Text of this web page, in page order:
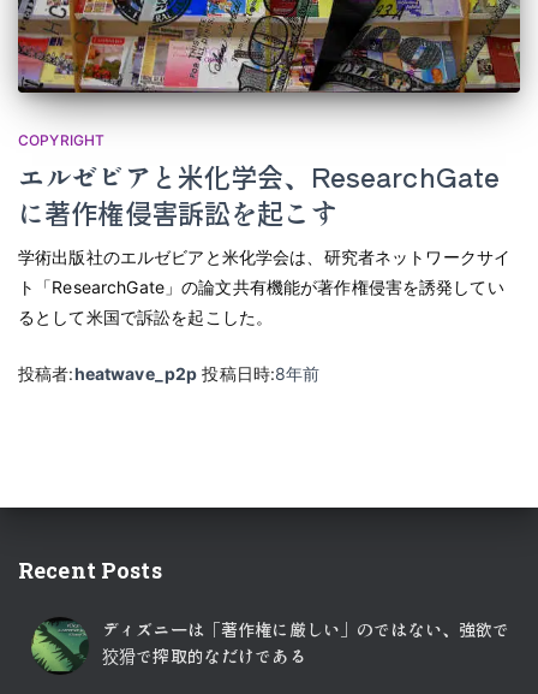
COPYRIGHT
エルゼビアと米化学会、ResearchGate
に著作権侵害訴訟を起こす
学術出版社のエルゼビアと米化学会は、研究者ネットワークサイ
ト「ResearchGate」の論文共有機能が著作権侵害を誘発してい
るとして米国で訴訟を起こした。
投稿者:heatwave_p2p 投稿日時:8年前
Recent Posts
ディズニーは「著作権に厳しい」のではない、強欲で
狡猾で搾取的なだけである